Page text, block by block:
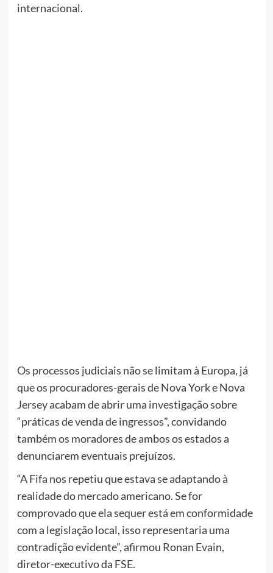
internacional.
Os processos judiciais não se limitam à Europa, já
que os procuradores-gerais de Nova York e Nova
Jersey acabam de abrir uma investigação sobre
“práticas de venda de ingressos”, convidando
também os moradores de ambos os estados a
denunciarem eventuais prejuízos.
“A Fifa nos repetiu que estava se adaptando à
realidade do mercado americano. Se for
comprovado que ela sequer está em conformidade
com a legislação local, isso representaria uma
contradição evidente”, afirmou Ronan Evain,
diretor-executivo da FSE.